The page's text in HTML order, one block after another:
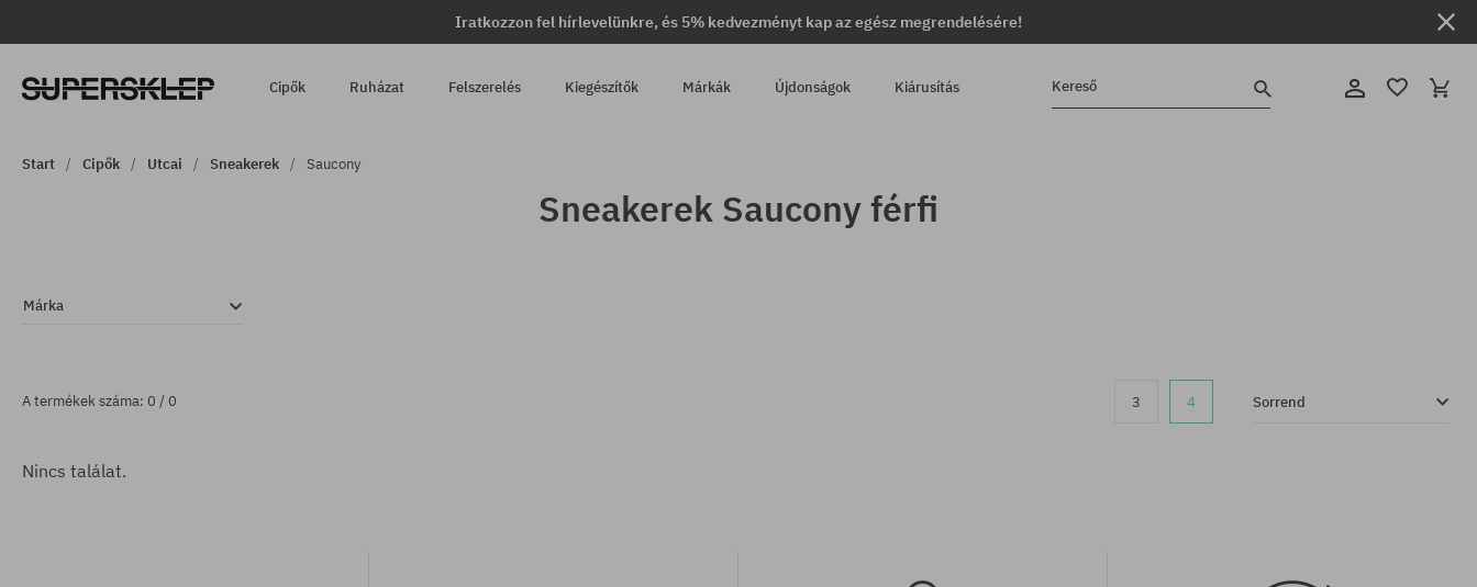
Iratkozzon fel hírlevelünkre, és 5% kedvezményt kap az egész megrendelésére!
Cipők Ruházat Felszerelés Kiegészítők Márkák Újdonságok Kiárusítás Kereső
Start Cipők Utcai Sneakerek Saucony
Sneakerek Saucony férfi
Márka
A termékek száma: 0 / 0 3 4 Sorrend
Nincs találat.